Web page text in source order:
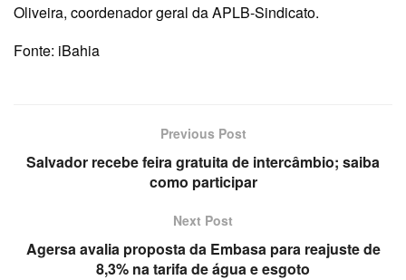
Oliveira, coordenador geral da APLB-Sindicato.
Fonte: iBahia
Previous Post
Salvador recebe feira gratuita de intercâmbio; saiba
como participar
Next Post
Agersa avalia proposta da Embasa para reajuste de
8,3% na tarifa de água e esgoto